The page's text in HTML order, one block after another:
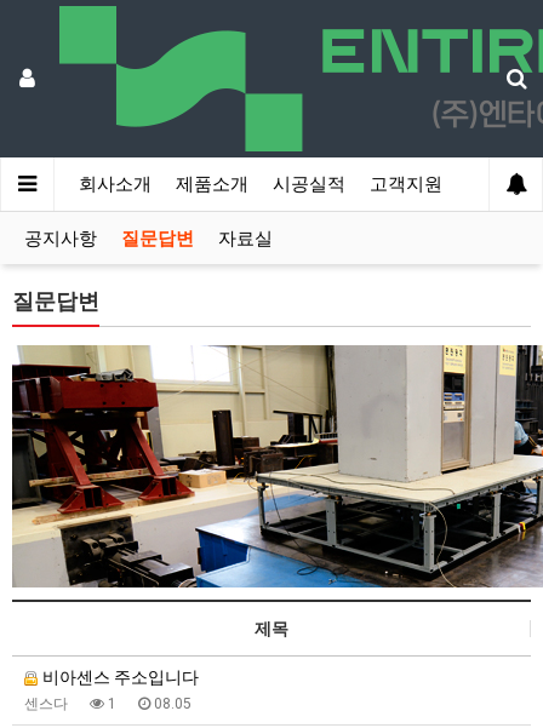
회사소개 제품소개 시공실적 고객지원
공지사항 질문답변 자료실
질문답변
제목
비아센스 주소입니다
센스다 1 08.05